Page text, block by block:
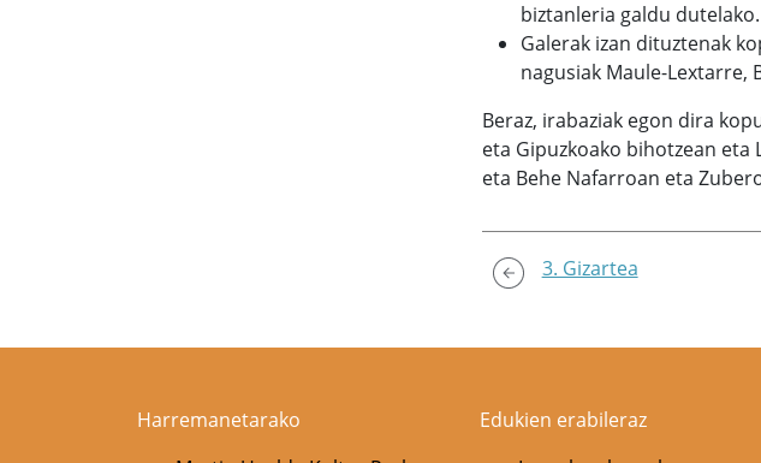
biztanleria galdu
Galerak izan dituztenak
nagusiak Maule-Lextarre,
Beraz, irabaziak egon dira
eta Gipuzkoako bihotzean
eta Behe Nafarroan eta
3. Gizartea
Harremanetarako
Edukien erabileraz